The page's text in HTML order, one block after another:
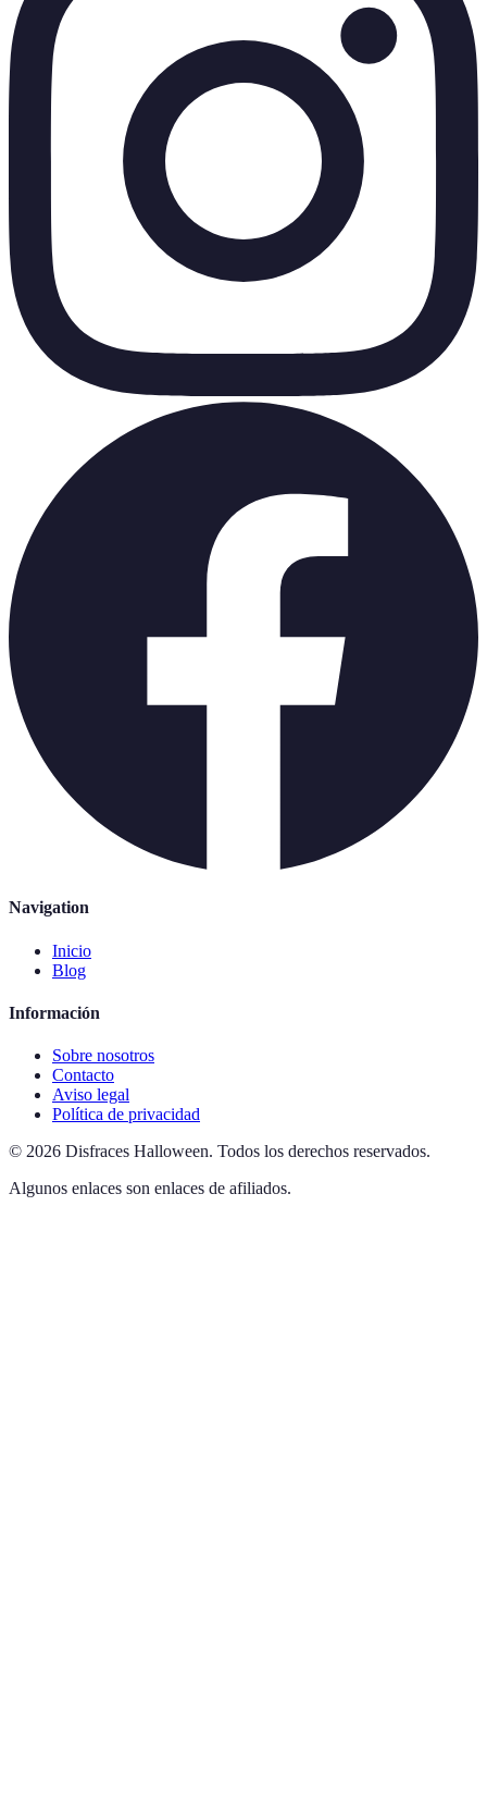
Navigation
Inicio
Blog
Información
Sobre nosotros
Contacto
Aviso legal
Política de privacidad
© 2026 Disfraces Halloween. Todos los derechos reservados.
Algunos enlaces son enlaces de afiliados.